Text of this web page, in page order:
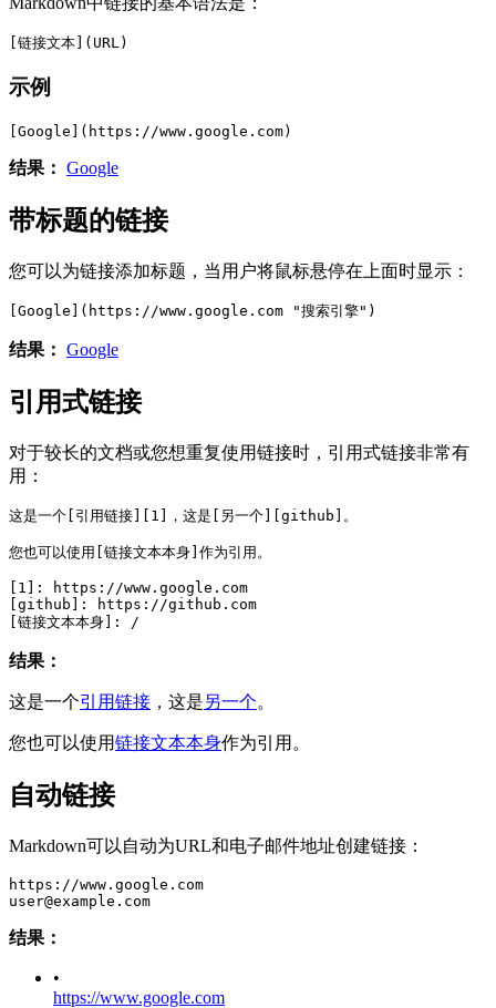
[链接文本](URL)
示例
[Google](https://www.google.com)
结果： Google
带标题的链接
您可以为链接添加标题，当用户将鼠标悬停在上面时显示：
[Google](https://www.google.com "搜索引擎")
结果： Google
引用式链接
对于较长的文档或您想重复使用链接时，引用式链接非常有
用：
这是一个[引用链接][1]，这是[另一个][github]。
您也可以使用[链接文本本身]作为引用。
[1]: https://www.google.com
[github]: https://github.com
[链接文本本身]: /
结果：
这是一个引用链接 ，这是另一个。
您也可以使用链接文本本身作为引用。
自动链接
Markdown可以自动为URL和电子邮件地址创建链接：
https://www.google.com
user@example.com
结果：
•
https://www.google.com